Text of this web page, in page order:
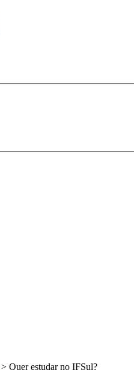
> Quer estudar no IFSul?